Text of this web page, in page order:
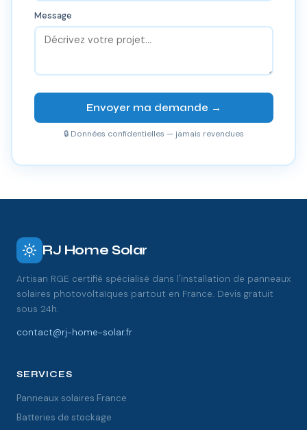
Message
Envoyer ma demande →
🔒 Données confidentielles — jamais revendues
RJ Home Solar
Artisan RGE certifié spécialisé dans l'installation de panneaux
solaires photovoltaïques partout en France. Devis gratuit
sous 24h.
contact@rj-home-solar.fr
SERVICES
Panneaux solaires France
Batteries de stockage